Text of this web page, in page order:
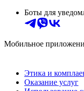
Боты для
Мобильное
Этика и
Оказание услуг